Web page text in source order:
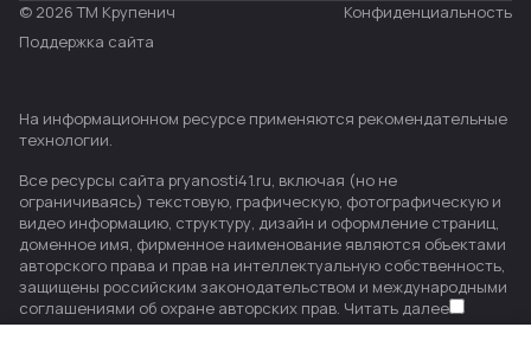
© 2026 ТМ Крупенич
Конфиденциальность
Поддержка сайта
На информационном ресурсе применяются рекомендательные
технологии.
Все ресурсы сайта pryanosti41.ru, включая (но не
ограничиваясь) текстовую, графическую, фотографическую и
видео информацию, структуру, дизайн и оформление страниц,
доменное имя, фирменное наименование являются объектами
авторского права и прав на интеллектуальную собственность,
защищены российским законодательством и международными
соглашениями об охране авторских прав. Читать далее